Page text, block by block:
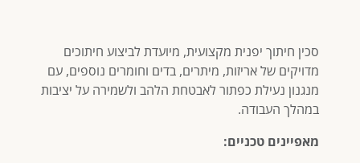
סכין חיתוך יפנית מקצועית, מיועדת לביצוע חיתוכים
מדויקים של אריזות, מיתרים, בדים וחומרים נוספים, עם
מנגנון נעילת כפתור לאבטחת הלהב ולשמירה על יציבות
במהלך העבודה.
מאפיינים טכניים: